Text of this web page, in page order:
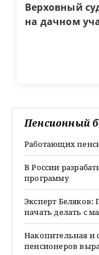
Верховный
на дачном
Пенсионный
Работающих
В России
программу
Эксперт
начать делать с
Накопительная и
пенсионеров